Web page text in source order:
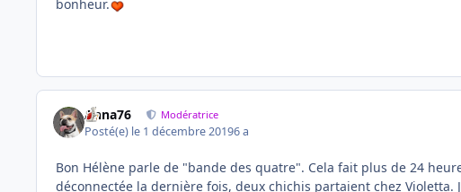
bonheur.
Anna76 Modératrice
Posté(e) le 1 décembre 20196 a
Bon Hélène parle de "bande des quatre". Cela fait plus de 24
déconnectée la dernière fois, deux chichis partaient chez